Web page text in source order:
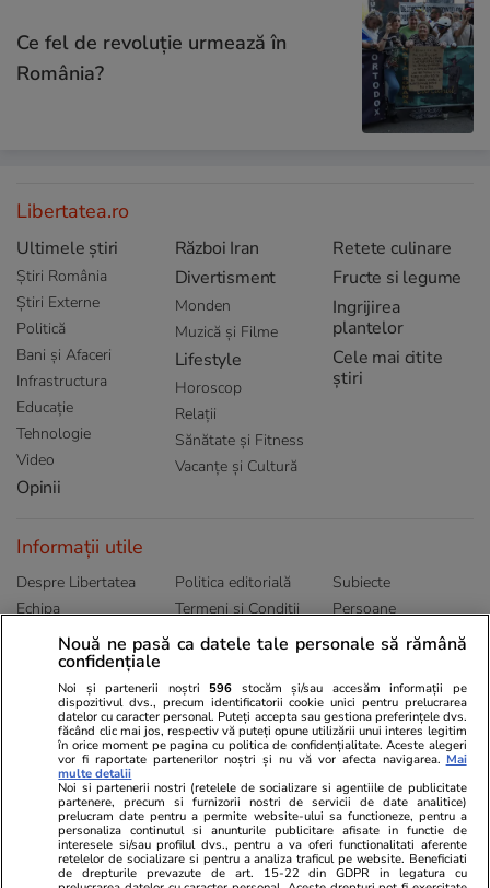
Ce fel de revoluție urmează în
România?
Libertatea.ro
Ultimele știri
Știri România
Știri Externe
Politică
Bani și Afaceri
Infrastructura
Educație
Tehnologie
Video
Opinii
Război Iran
Divertisment
Monden
Muzică și Filme
Lifestyle
Horoscop
Relații
Sănătate și Fitness
Vacanțe și Cultură
Retete culinare
Fructe si legume
Ingrijirea
plantelor
Cele mai citite
știri
Informații utile
Despre Libertatea
Echipa
Publicitate
Politica de
confidențialitate
Politica editorială
Termeni și Conditii
Abonamente
Subiecte
Persoane
Sitemap
Ringier România
Libertatea pentru
Unica.ro
Program TV
Avantaje
ELLE
Gazeta Sporturilor
Stiri mondene
Calculator sarcina
Ajută Copiii
Locuri de muncă
Imobiliare.ro
Jobradar24
Imoradar24
Colecții Libertatea
Nouă ne pasă ca datele tale personale să rămână
confidențiale
Noi și partenerii noștri 596 stocăm și/sau accesăm informații pe
dispozitivul dvs., precum identificatorii cookie unici pentru prelucrarea
datelor cu caracter personal. Puteți accepta sau gestiona preferințele dvs.
făcând clic mai jos, respectiv vă puteți opune utilizării unui interes legitim
în orice moment pe pagina cu politica de confidențialitate. Aceste alegeri
vor fi raportate partenerilor noștri și nu vă vor afecta navigarea. Mai
multe detalii
Noi si partenerii nostri (retelele de socializare si agentiile de publicitate
partenere, precum si furnizorii nostri de servicii de date analitice)
prelucram date pentru a permite website-ului sa functioneze, pentru a
personaliza continutul si anunturile publicitare afisate in functie de
interesele si/sau profilul dvs., pentru a va oferi functionalitati aferente
retelelor de socializare si pentru a analiza traficul pe website. Beneficiati
de drepturile prevazute de art. 15-22 din GDPR in legatura cu